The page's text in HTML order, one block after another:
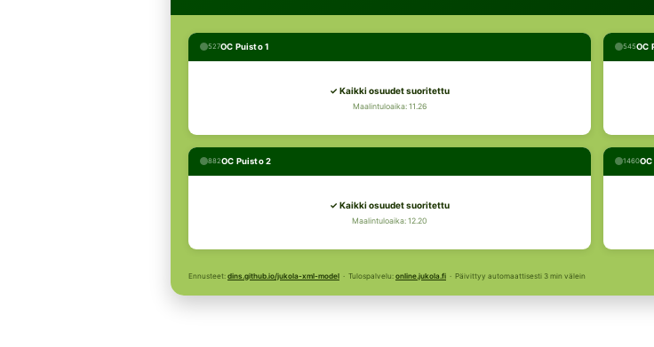
527OC Puisto 1
✓ Kaikki osuudet suoritettu
Maalintuloaika: 11.26
545OC
882OC Puisto 2
✓ Kaikki osuudet suoritettu
Maalintuloaika: 12.20
1460
Ennusteet: dins.github.io/jukola-xml-model · Tulospalvelu: online.jukola.fi · Päivittyy automaattisesti 3 min välein